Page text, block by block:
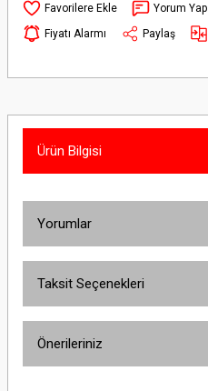
Yorum Yap
Fiyatı Alarmı
Paylaş
Ürün Bilgisi
Yorumlar
Taksit Seçenekleri
Önerileriniz